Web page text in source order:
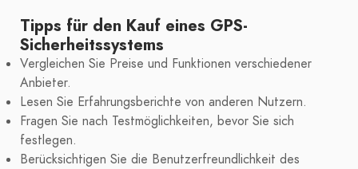
Tipps für den Kauf eines GPS-
Sicherheitssystems
Vergleichen Sie Preise und Funktionen verschiedener
Anbieter.
Lesen Sie Erfahrungsberichte von anderen Nutzern.
Fragen Sie nach Testmöglichkeiten, bevor Sie sich
festlegen.
Berücksichtigen Sie die Benutzerfreundlichkeit des